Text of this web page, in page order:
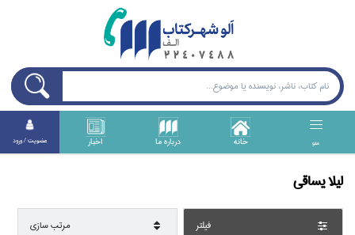
منو خانه درباره ما اخبار عضويت / ورود
ليلا يساقي
فيلتر مرتب سازي